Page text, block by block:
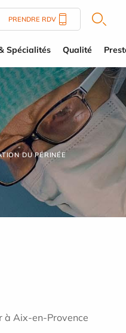
PRENDRE RDV
Spécialités Qualité
DU PÉRINÉE
à Aix-en-Provence